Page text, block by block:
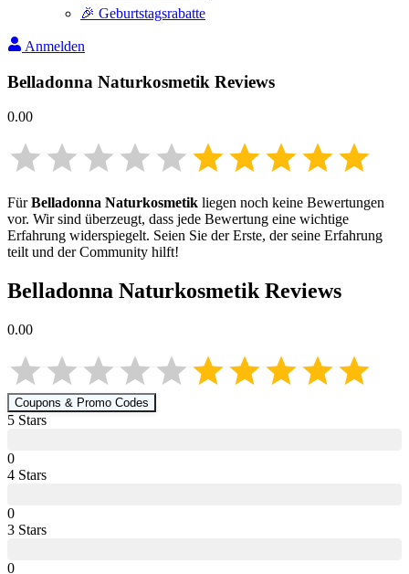
🎉 Geburtstagsrabatte
Anmelden
Belladonna Naturkosmetik Reviews
0.00
FürBelladonna Naturkosmetik liegen noch keine Bewertungen
vor. Wir sind überzeugt, dass jede Bewertung eine wichtige
Erfahrung widerspiegelt. Seien Sie der Erste, der seine Erfahrung
teilt und der Community hilft!
Belladonna NaturkosmetikReviews
0.00
Coupons & Promo Codes
5 Stars
0
4 Stars
0
3 Stars
0